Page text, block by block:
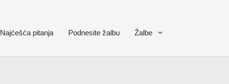
Najćešća pitanja Podnesite žalbu Žalbe